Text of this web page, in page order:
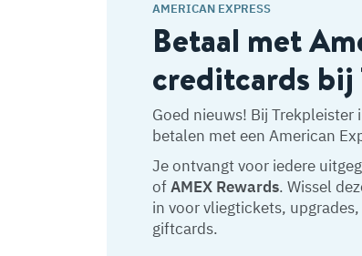
AMERICAN EXPRESS
Betaal met
creditcards
Goed nieuws! Bij
betalen met een American
Je ontvangt voor iedere
ofAMEX Rewards. Wissel
in voor vliegtickets,
giftcards.